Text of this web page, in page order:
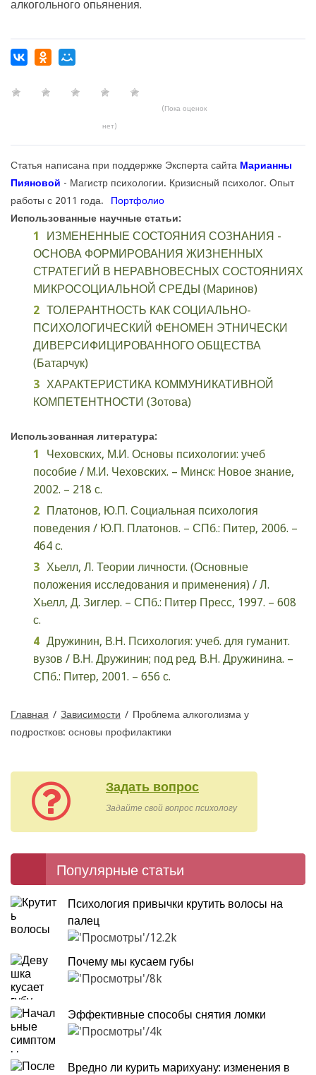
алкогольного опьянения.
(Пока оценок
нет)
Статья написана при поддержке Эксперта сайта Марианны
Пияновой - Магистр психологии. Кризисный психолог. Опыт
работы с 2011 года.
Портфолио
Использованные научные статьи:
ИЗМЕНЕННЫЕ СОСТОЯНИЯ СОЗНАНИЯ -
ОСНОВА ФОРМИРОВАНИЯ ЖИЗНЕННЫХ
СТРАТЕГИЙ В НЕРАВНОВЕСНЫХ СОСТОЯНИЯХ
МИКРОСОЦИАЛЬНОЙ СРЕДЫ (Маринов)
ТОЛЕРАНТНОСТЬ КАК СОЦИАЛЬНО-
ПСИХОЛОГИЧЕСКИЙ ФЕНОМЕН ЭТНИЧЕСКИ
ДИВЕРСИФИЦИРОВАННОГО ОБЩЕСТВА
(Батарчук)
ХАРАКТЕРИСТИКА КОММУНИКАТИВНОЙ
КОМПЕТЕНТНОСТИ (Зотова)
Использованная литература:
Чеховских, М.И. Основы психологии: учеб
пособие / М.И. Чеховских. – Минск: Новое знание,
2002. – 218 с.
Платонов, Ю.П. Социальная психология
поведения / Ю.П. Платонов. – СПб.: Питер, 2006. –
464 с.
Хьелл, Л. Теории личности. (Основные
положения исследования и применения) / Л.
Хьелл, Д. Зиглер. – СПб.: Питер Пресс, 1997. – 608
с.
Дружинин, В.Н. Психология: учеб. для гуманит.
вузов / В.Н. Дружинин; под ред. В.Н. Дружинина. –
СПб.: Питер, 2001. – 656 с.
Главная / Зависимости / Проблема алкоголизма у
подростков: основы профилактики
Задать вопрос
Задайте свой вопрос психологу
Популярные статьи
Психология привычки крутить волосы на
палец
12.2k
Почему мы кусаем губы
8k
Эффективные способы снятия ломки
4k
Вредно ли курить марихуану: изменения в